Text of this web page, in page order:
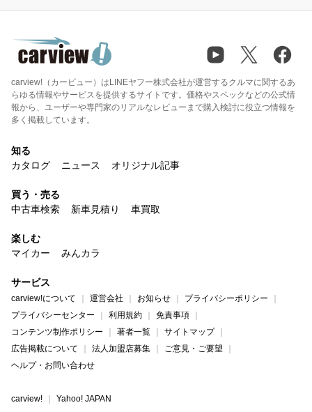
carview!（カービュー）はLINEヤフー株式会社が運営するクルマに関するあ
らゆる情報やサービスを提供するサイトです。価格やスペックなどの公式情
報から、ユーザーや専門家のリアルなレビューまで購入検討に役立つ情報を
多く掲載しています。
知る
カタログ
ニュース オリジナル記事
買う・売る
中古車検索
新車見積り 車買取
楽しむ
マイカー
みんカラ
サービス
carview!について 運営会社 お知らせ
プライバシーポリシー
プライバシーセンター
利用規約
免責事項
コンテンツ制作ポリシー
著者一覧
サイトマップ
広告掲載について
法人加盟店募集
ご意見・ご要望
ヘルプ・お問い合わせ
carview! Yahoo! JAPAN